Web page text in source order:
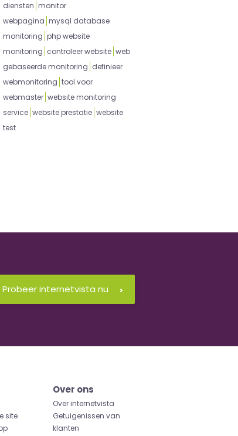
diensten monitor
webpagina mysql database
monitoring php website
monitoring controleer website web
gebaseerde monitoring definieer
webmonitoring tool voor
webmaster website monitoring
service website prestatie website
test
Probeer internetvista nu
site
Over ons
Over internetvista
Getuigenissen van
klanten